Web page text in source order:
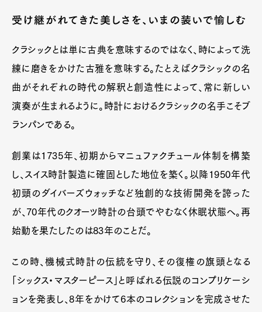
受け継がれてきた美しさを、いまの装いで愉しむ
クラシックとは単に古典を意味するのではなく、時によって洗
練に磨きをかけた古雅を意味する。たとえばクラシックの名
曲がそれぞれの時代の解釈と創造性によって、常に新しい
演奏が生まれるように。時計におけるクラシックの名手こそブ
ランパンである。
創業は1735年、初期からマニュファクチュール体制を構築
し、スイス時計製造に確固とした地位を築く。以降1950年代
初頭のダイバーズウォッチなど独創的な技術開発を誇った
が、70年代のクオーツ時計の台頭でやむなく休眠状態へ。再
始動を果たしたのは83年のことだ。
この時、機械式時計の伝統を守り、その復権の旗頭となる
「シックス・マスターピース」と呼ばれる伝説のコンプリケーシ
ョンを発表し、8年をかけて6本のコレクションを完成させた